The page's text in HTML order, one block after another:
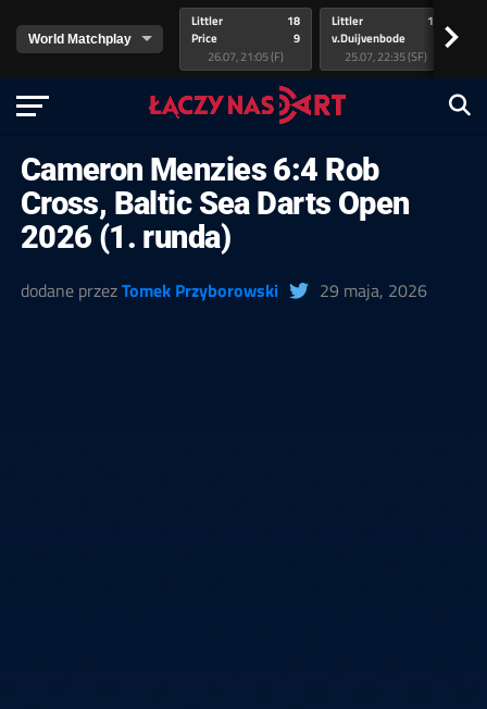
Littler
Price
18
9
26.07, 21:05 (F)
Littler
v.Duijvenbode
17
25.07, 22:35 (SF)
>
Cameron Menzies 6:4 Rob
Cross, Baltic Sea Darts Open
2026 (1. runda)
dodane przezTomek Przyborowski 29 maja, 2026